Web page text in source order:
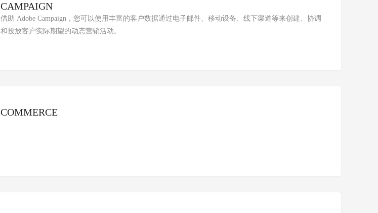
CAMPAIGN
借助 Adobe Campaign，您可以使用丰富的客户数据通过电子邮件、移动设备、线下渠道等来创建、协调
和投放客户实际期望的动态营销活动。
COMMERCE